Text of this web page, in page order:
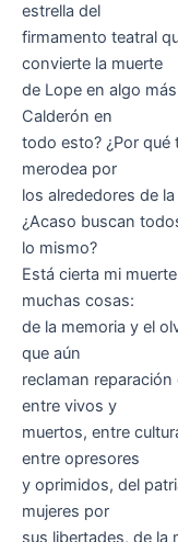
estrella del
firmamento teatral
convierte la muerte
de Lope en algo
Calderón en
todo esto? ¿Por qué
merodea por
los alrededores de
¿Acaso buscan
lo mismo?
Está cierta mi
muchas cosas:
de la memoria y el
que aún
reclaman
entre vivos y
muertos, entre
entre opresores
y oprimidos, del
mujeres por
sus libertades, de la